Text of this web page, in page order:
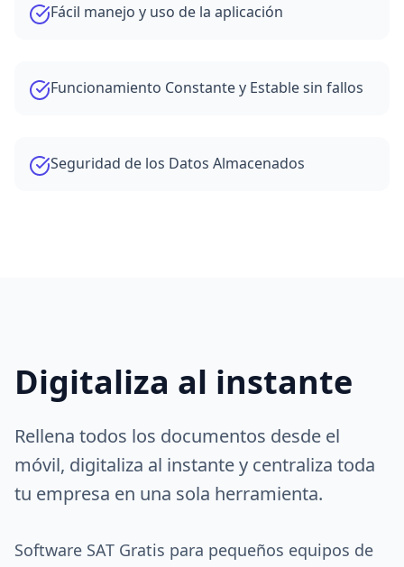
Fácil manejo y uso de la aplicación
Funcionamiento Constante y Estable sin fallos
Seguridad de los Datos Almacenados
Digitaliza al instante
Rellena todos los documentos desde el
móvil, digitaliza al instante y centraliza toda
tu empresa en una sola herramienta.
Software SAT Gratis para pequeños equipos de